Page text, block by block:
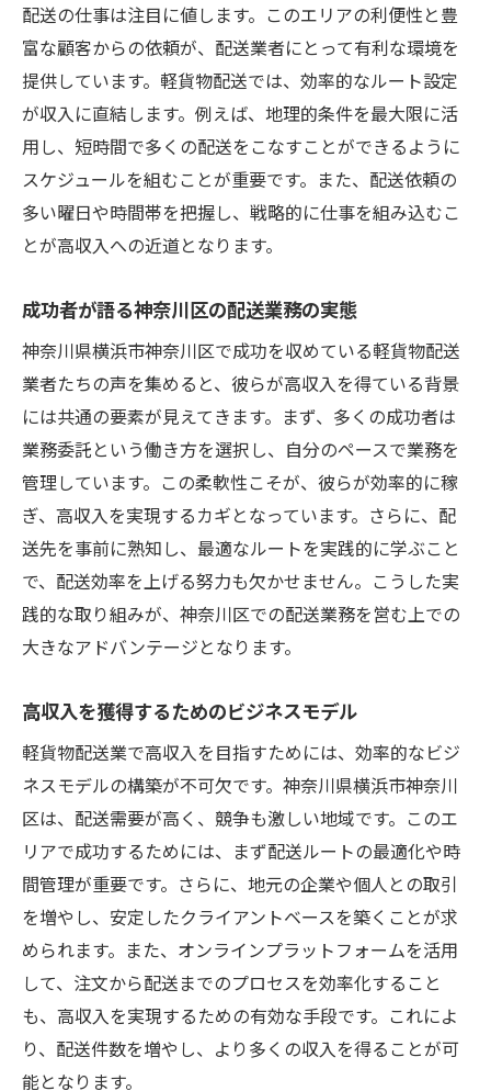
配送の仕事は注目に値します。このエリアの利便性と豊
富な顧客からの依頼が、配送業者にとって有利な環境を
提供しています。軽貨物配送では、効率的なルート設定
が収入に直結します。例えば、地理的条件を最大限に活
用し、短時間で多くの配送をこなすことができるように
スケジュールを組むことが重要です。また、配送依頼の
多い曜日や時間帯を把握し、戦略的に仕事を組み込むこ
とが高収入への近道となります。
成功者が語る神奈川区の配送業務の実態
神奈川県横浜市神奈川区で成功を収めている軽貨物配送
業者たちの声を集めると、彼らが高収入を得ている背景
には共通の要素が見えてきます。まず、多くの成功者は
業務委託という働き方を選択し、自分のペースで業務を
管理しています。この柔軟性こそが、彼らが効率的に稼
ぎ、高収入を実現するカギとなっています。さらに、配
送先を事前に熟知し、最適なルートを実践的に学ぶこと
で、配送効率を上げる努力も欠かせません。こうした実
践的な取り組みが、神奈川区での配送業務を営む上での
大きなアドバンテージとなります。
高収入を獲得するためのビジネスモデル
軽貨物配送業で高収入を目指すためには、効率的なビジ
ネスモデルの構築が不可欠です。神奈川県横浜市神奈川
区は、配送需要が高く、競争も激しい地域です。このエ
リアで成功するためには、まず配送ルートの最適化や時
間管理が重要です。さらに、地元の企業や個人との取引
を増やし、安定したクライアントベースを築くことが求
められます。また、オンラインプラットフォームを活用
して、注文から配送までのプロセスを効率化すること
も、高収入を実現するための有効な手段です。これによ
り、配送件数を増やし、より多くの収入を得ることが可
能となります。